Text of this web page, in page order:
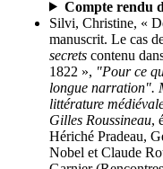
Compte rendu
Silvi, Christine, «
manuscrit. Le cas
secrets contenu
1822 », "Pour ce
longue narration".
littérature
Gilles Roussineau,
Hériché Pradeau,
Nobel et Claude